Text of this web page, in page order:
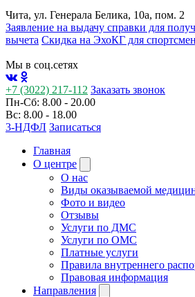
Чита, ул. Генерала Белика, 10а, пом. 2
Заявление на выдачу справки для
вычета Cкидка на ЭхоКГ для
Мы в соц.сетях
+7 (3022) 217-112 Заказать звонок
Пн-Сб: 8.00 - 20.00
Вс: 8.00 - 18.00
3-НДФЛ Записаться
Главная
О центре
О нас
Виды оказываемой
Фото и видео
Отзывы
Услуги по ДМС
Услуги по ОМС
Платные услуги
Правила внутреннего
Правовая информация
Направления